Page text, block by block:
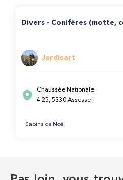
Divers - Conifères (motte,
Jardisart
Chaussée Nationale
4 25, 5330 Assesse
Sapins de Noël